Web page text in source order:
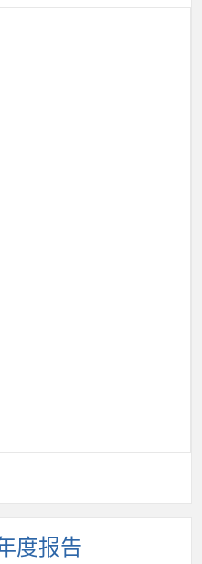
度报告